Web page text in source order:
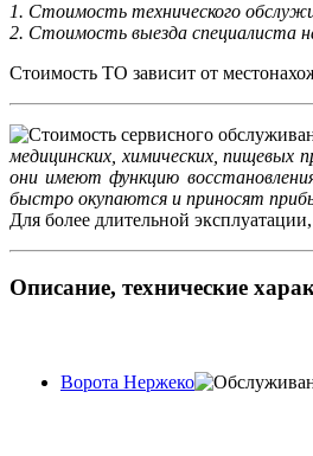
1. Стоимость технического
2. Стоимость выезда специалиста
Стоимость ТО зависит от
медицинских, химических,
они имеют функцию
быстро окупаются и приносят
Для более длительной
Описание, технические
Ворота Нержеко